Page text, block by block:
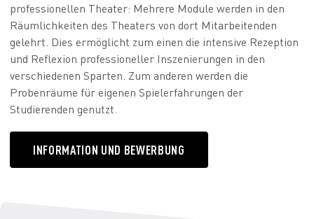
professionellen Theater: Mehrere Module werden in den
Räumlichkeiten des Theaters von dort Mitarbeitenden
gelehrt. Dies ermöglicht zum einen die intensive Rezeption
und Reflexion professioneller Inszenierungen in den
verschiedenen Sparten. Zum anderen werden die
Probenräume für eigenen Spielerfahrungen der
Studierenden genutzt.
INFORMATION UND BEWERBUNG